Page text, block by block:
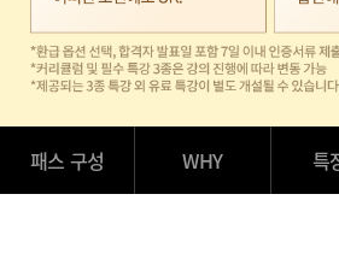
패스 구성 WHY 특